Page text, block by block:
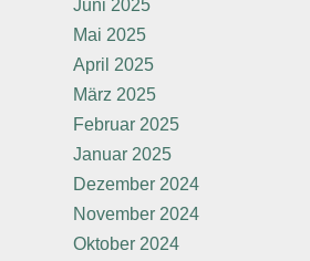
Juni 2025
Mai 2025
April 2025
März 2025
Februar 2025
Januar 2025
Dezember 2024
November 2024
Oktober 2024